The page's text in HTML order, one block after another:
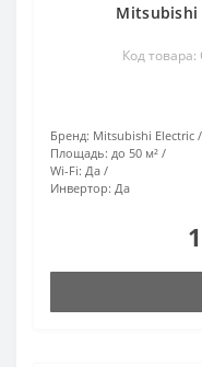
Mitsubishi
Код
Бренд: Mitsubishi Electric
Площадь: до 50 м²
Wi-Fi: Да
Инвертор: Да